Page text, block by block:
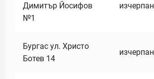
Димитър Йосифов
№1
изчерпан
Бургас ул. Христо
Ботев 14
изчерпан